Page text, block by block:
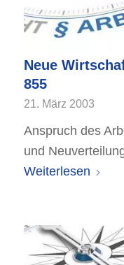
Neue
855
21. März 2003
Anspruch des
und
Weiterlesen